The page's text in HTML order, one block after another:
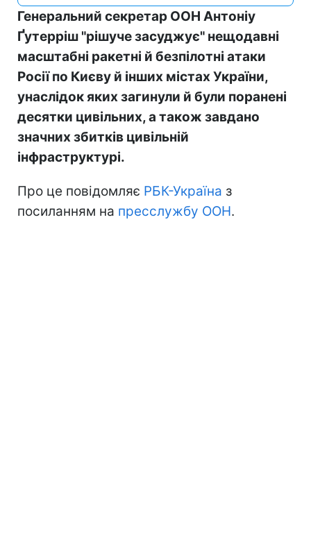
Генеральний секретар ООН Антоніу
Ґутерріш "рішуче засуджує" нещодавні
масштабні ракетні й безпілотні атаки
Росії по Києву й інших містах України,
унаслідок яких загинули й були поранені
десятки цивільних, а також завдано
значних збитків цивільній
інфраструктурі.
Про це повідомляє РБК-Україна з
посиланням на пресслужбу ООН.